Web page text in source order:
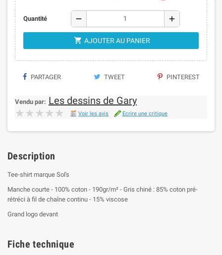
Quantité remove add
 AJOUTER AU PANIER
PARTAGER TWEET PINTEREST
Vendu par: Les dessins de Gary
★★★★★
★★★★★ Voir les avis Ecrire une critique
Description
Tee-shirt marque Sol's
Manche courte - 100% coton - 190gr/m² - Gris chiné : 85% coton pré-
rétréci à fil de chaîne continu - 15% viscose
Grand logo devant
Fiche technique